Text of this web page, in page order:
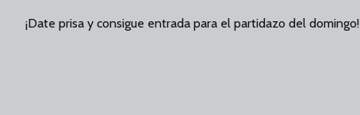
¡Date prisa y consigue entrada para el partidazo del domingo!